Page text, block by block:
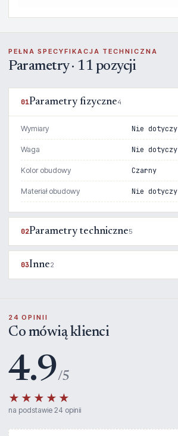
PEŁNA SPECYFIKACJA TECHNICZNA
Parametry · 11 pozycji
01Parametry fizyczne4
Wymiary Nie dotyczy
Waga Nie dotyczy
Kolor obudowy Czarny
Materiał obudowy Nie dotyczy
02Parametry techniczne5
03Inne2
24 OPINII
Co mówią klienci
4.9/5
★★★★★
na podstawie 24 opinii